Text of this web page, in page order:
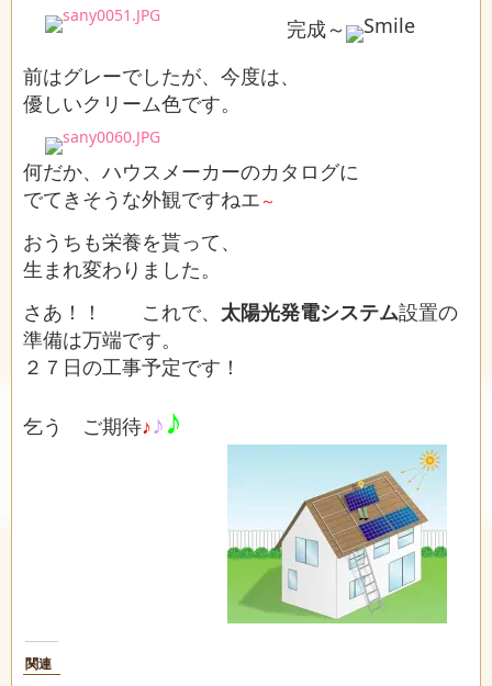
完成～
前はグレーでしたが、今度は、
優しいクリーム色です。
何だか、ハウスメーカーのカタログに
でてきそうな外観ですねエ ～
おうちも栄養を貰って、
生まれ変わりました。
さあ！！ これで、 太陽光発電システム設置の
準備は万端です。
２７日の工事予定です！
乞う ご期待♪♪♪
関連